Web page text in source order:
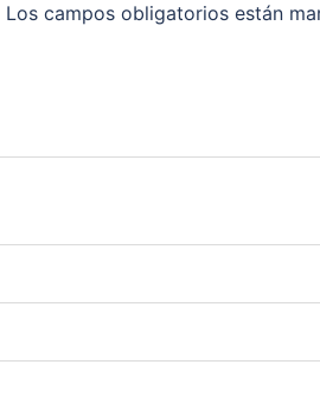
Los campos obligatorios están